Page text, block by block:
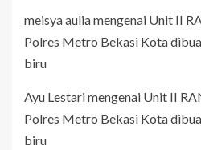
meisya auliamengenai Unit II
Polres Metro Bekasi Kota
biru
Ayu Lestarimengenai Unit II
Polres Metro Bekasi Kota
biru